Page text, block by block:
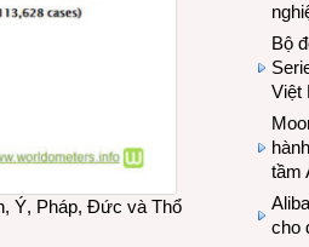
Ý, Pháp, Đức và Thổ
Bộ
Việt
tầm
cho